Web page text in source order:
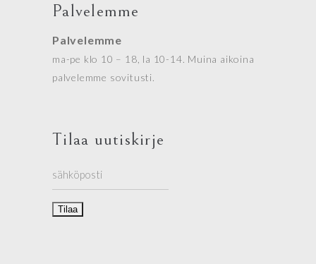
Palvelemme
Palvelemme
ma-pe klo 10 – 18, la 10-14. Muina aikoina
palvelemme sovitusti.
Tilaa uutiskirje